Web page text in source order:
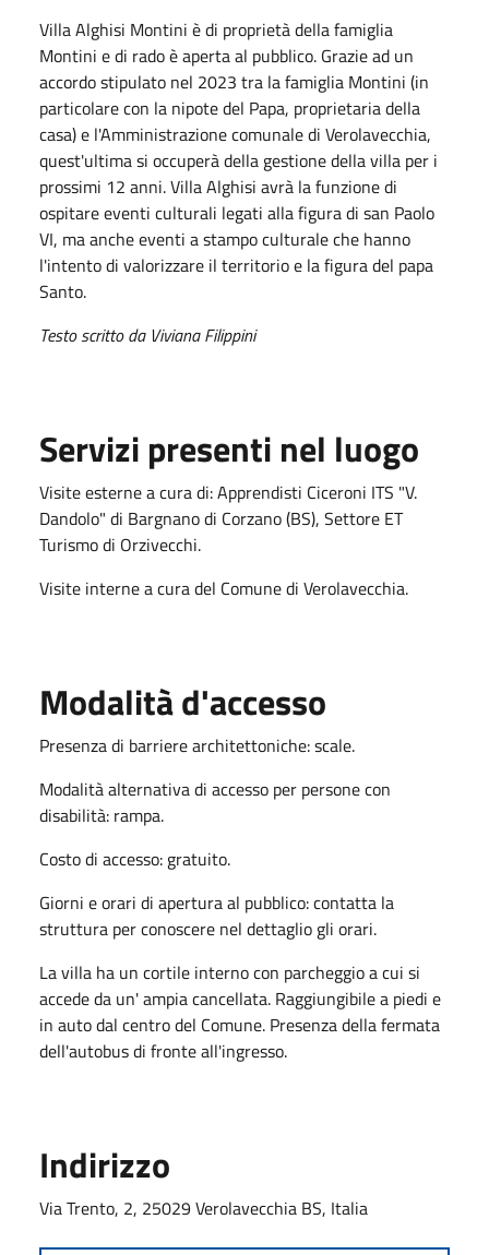
Villa Alghisi Montini è di proprietà della famiglia
Montini e di rado è aperta al pubblico. Grazie ad un
accordo stipulato nel 2023 tra la famiglia Montini (in
particolare con la nipote del Papa, proprietaria della
casa) e l'Amministrazione comunale di Verolavecchia,
quest'ultima si occuperà della gestione della villa per i
prossimi 12 anni. Villa Alghisi avrà la funzione di
ospitare eventi culturali legati alla figura di san Paolo
VI, ma anche eventi a stampo culturale che hanno
l'intento di valorizzare il territorio e la figura del papa
Santo.
Testo scritto da Viviana Filippini
Servizi presenti nel luogo
Visite esterne a cura di: Apprendisti Ciceroni ITS "V.
Dandolo" di Bargnano di Corzano (BS), Settore ET
Turismo di Orzivecchi.
Visite interne a cura del Comune di Verolavecchia.
Modalità d'accesso
Presenza di barriere architettoniche: scale.
Modalità alternativa di accesso per persone con
disabilità: rampa.
Costo di accesso: gratuito.
Giorni e orari di apertura al pubblico: contatta la
struttura per conoscere nel dettaglio gli orari.
La villa ha un cortile interno con parcheggio a cui si
accede da un' ampia cancellata. Raggiungibile a piedi e
in auto dal centro del Comune. Presenza della fermata
dell'autobus di fronte all'ingresso.
Indirizzo
Via Trento, 2, 25029 Verolavecchia BS, Italia